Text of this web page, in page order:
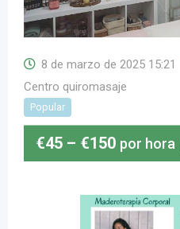
8 de marzo de 2025 15:21
Centro quiromasaje
Popular
€45 – €150 por hora